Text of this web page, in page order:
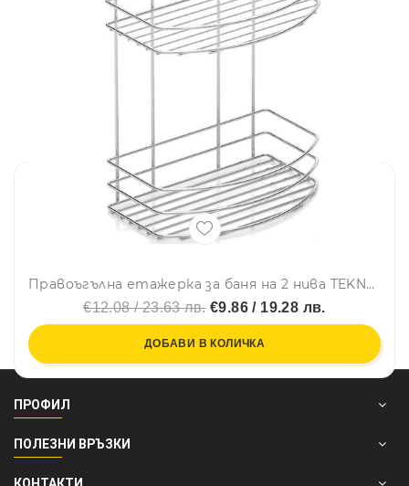
Правоъгълна етажерка за баня на 2 нива TEKNO TEL BK 008, 24х15х28 см, Закрепване с дюбел, Сребрист
€12.08 / 23.63 лв.€9.86 / 19.28 лв.
ДОБАВИ В КОЛИЧКА
ПРОФИЛ
ПОЛЕЗНИ ВРЪЗКИ
КОНТАКТИ